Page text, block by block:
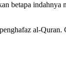
betapa indahnya
al-Quran.